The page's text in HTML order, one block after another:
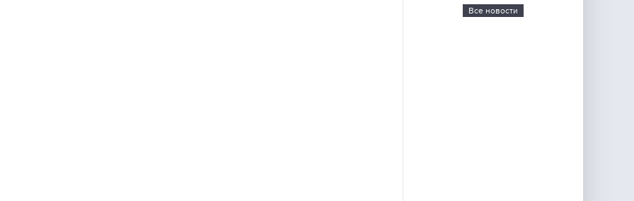
Все новости